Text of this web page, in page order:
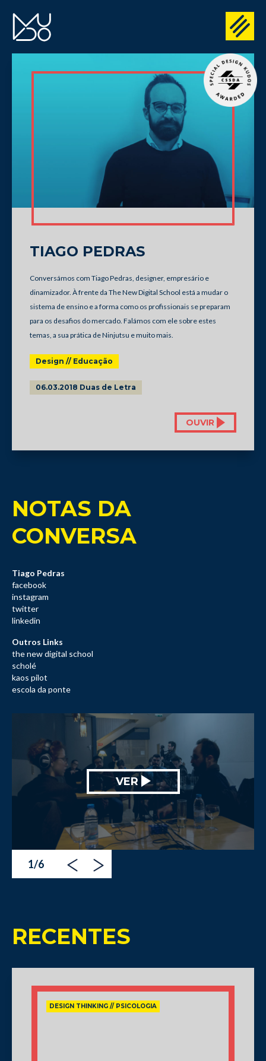
TIAGO PEDRAS
Conversámos com Tiago Pedras, designer, empresário e
dinamizador. À frente da The New Digital School está a mudar o
sistema de ensino e a forma como os profissionais se preparam
para os desafios do mercado. Falámos com ele sobre estes
temas, a sua prática de Ninjutsu e muito mais.
Design // Educação
06.03.2018 Duas de Letra
OUVIR
NOTAS DA
CONVERSA
Tiago Pedras
facebook
instagram
twitter
linkedin
Outros Links
the new digital school
scholé
kaos pilot
escola da ponte
VER
1/6
RECENTES
DESIGN THINKING // PSICOLOGIA